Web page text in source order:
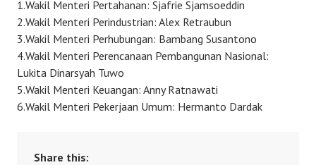
1.Wakil Menteri Pertahanan: Sjafrie Sjamsoeddin
2.Wakil Menteri Perindustrian: Alex Retraubun
3.Wakil Menteri Perhubungan: Bambang Susantono
4.Wakil Menteri Perencanaan Pembangunan Nasional:
Lukita Dinarsyah Tuwo
5.Wakil Menteri Keuangan: Anny Ratnawati
6.Wakil Menteri Pekerjaan Umum: Hermanto Dardak
Share this: